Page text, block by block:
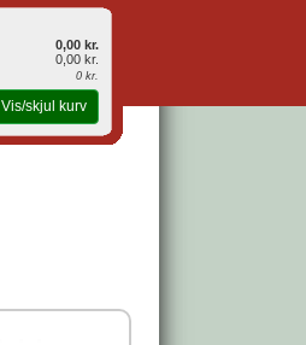
0,00 kr.
0,00 kr.
0 kr.
Vis/skjul kurv